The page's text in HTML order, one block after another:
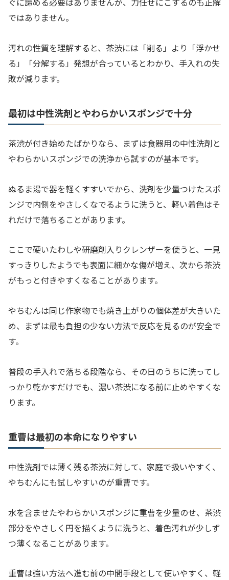
ではありません。
汚れの性質を理解すると、茶渋には「削る」より「浮かせ
る」「分解する」発想が合っているとわかり、手入れの失
敗が減ります。
最初は中性洗剤とやわらかいスポンジで十分
茶渋が付き始めたばかりなら、まずは食器用の中性洗剤と
やわらかいスポンジでの洗浄から試すのが基本です。
ぬるま湯で器を軽くすすいでから、洗剤を少量つけたスポ
ンジで内側をやさしくなでるように洗うと、軽い着色はそ
れだけで落ちることがあります。
ここで硬いたわしや研磨剤入りクレンザーを使うと、一見
すっきりしたようでも表面に細かな傷が増え、次から茶渋
がもっと付きやすくなることがあります。
やちむんは同じ作家物でも焼き上がりの個体差が大きいた
め、まずは最も負担の少ない方法で反応を見るのが安全で
す。
普段の手入れで落ちる段階なら、その日のうちに洗ってし
っかり乾かすだけでも、濃い茶渋になる前に止めやすくな
ります。
重曹は最初の本命になりやすい
中性洗剤では薄く残る茶渋に対して、家庭で扱いやすく、
やちむんにも試しやすいのが重曹です。
水を含ませたやわらかいスポンジに重曹を少量のせ、茶渋
部分をやさしく円を描くように洗うと、着色汚れが少しず
つ薄くなることがあります。
重曹は強い方法へ進む前の中間手段として使いやすく、軽